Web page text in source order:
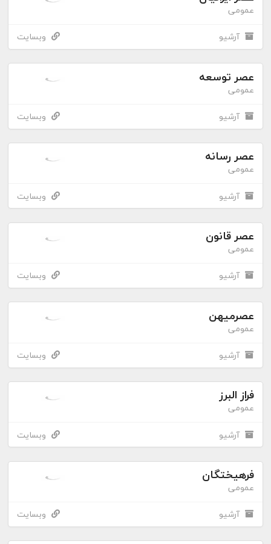
عمومی
آرشیو
وبسایت
عصر توسعه
عمومی
آرشیو
وبسایت
عصر رسانه
عمومی
آرشیو
وبسایت
عصر قانون
عمومی
آرشیو
وبسایت
عصرمیهن
عمومی
آرشیو
وبسایت
فراز البرز
عمومی
آرشیو
وبسایت
فرهیختگان
عمومی
آرشیو
وبسایت